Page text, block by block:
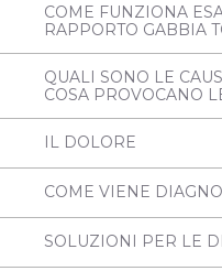
COME FUNZIONA
RAPPORTO GABBIA
QUALI SONO LE
COSA PROVOCANO
IL DOLORE
COME VIENE
SOLUZIONI PER LE